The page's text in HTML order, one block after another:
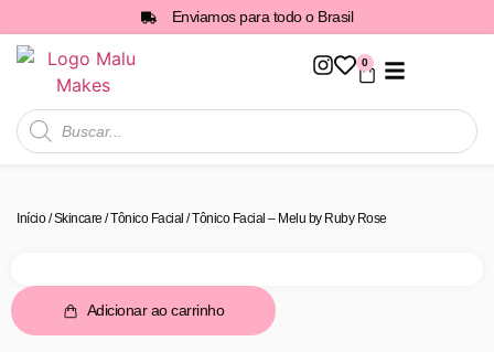
Enviamos para todo o Brasil
0
Início/Skincare /Tônico Facial / Tônico Facial – Melu by Ruby Rose
Adicionar ao carrinho